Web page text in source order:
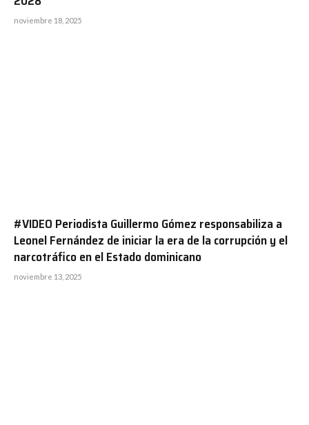
noviembre 18, 2025
#VIDEO Periodista Guillermo Gómez responsabiliza a
Leonel Fernández de iniciar la era de la corrupción y el
narcotráfico en el Estado dominicano
noviembre 13, 2025